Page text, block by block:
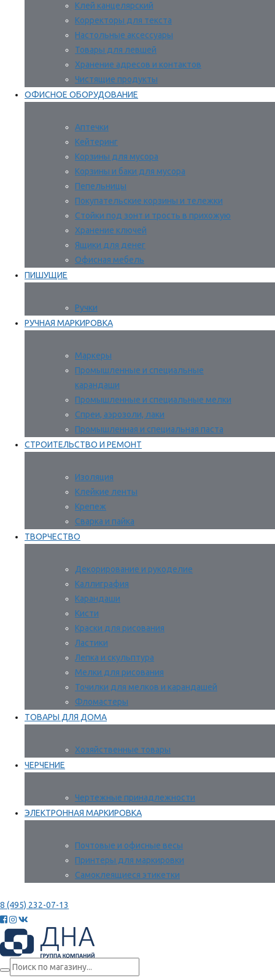
Клей канцелярский
Корректоры для текста
Настольные аксессуары
Товары для левшей
Хранение адресов и контактов
Чистящие продукты
ОФИСНОЕ ОБОРУДОВАНИЕ
Аптечки
Кейтеринг
Корзины для мусора
Корзины и баки для мусора
Пепельницы
Покупательские корзины и тележки
Стойки под зонт и трость в прихожую
Хранение ключей
Ящики для денег
Офисная мебель
ПИШУЩИЕ
Ручки
РУЧНАЯ МАРКИРОВКА
Маркеры
Промышленные и специальные
карандаши
Промышленные и специальные мелки
Спреи, аэрозоли, лаки
Промышленная и специальная паста
СТРОИТЕЛЬСТВО И РЕМОНТ
Изоляция
Клейкие ленты
Крепеж
Сварка и пайка
ТВОРЧЕСТВО
Декорирование и рукоделие
Каллиграфия
Карандаши
Кисти
Краски для рисования
Ластики
Лепка и скульптура
Мелки для рисования
Точилки для мелков и карандашей
Фломастеры
ТОВАРЫ ДЛЯ ДОМА
Хозяйственные товары
ЧЕРЧЕНИЕ
Чертежные принадлежности
ЭЛЕКТРОННАЯ МАРКИРОВКА
Почтовые и офисные весы
Принтеры для маркировки
Самоклеящиеся этикетки
8 (495) 232-07-13